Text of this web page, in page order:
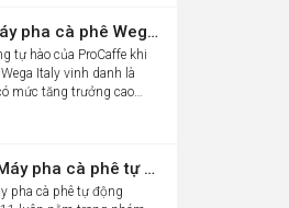
ProCaffe- Nhà phân phối máy pha cà phê Wega có mức tăng trưởng cao nhất thế giới
tự hào của ProCaffe khi
Italy vinh danh là
mức tăng trưởng cao…
Review Dr.Coffee F11 Pro | Máy pha cà phê tự động cho văn phòng
pha cà phê tự động